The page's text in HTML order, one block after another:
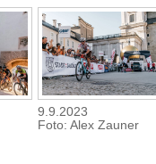
9.9.2023
Foto: Alex Zauner